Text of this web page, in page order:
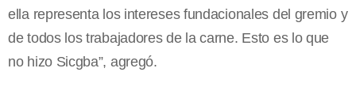
ella representa los intereses fundacionales del gremio y
de todos los trabajadores de la carne. Esto es lo que
no hizo Sicgba”, agregó.